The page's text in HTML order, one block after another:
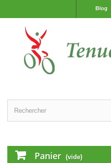
Blog
Panier (vide)